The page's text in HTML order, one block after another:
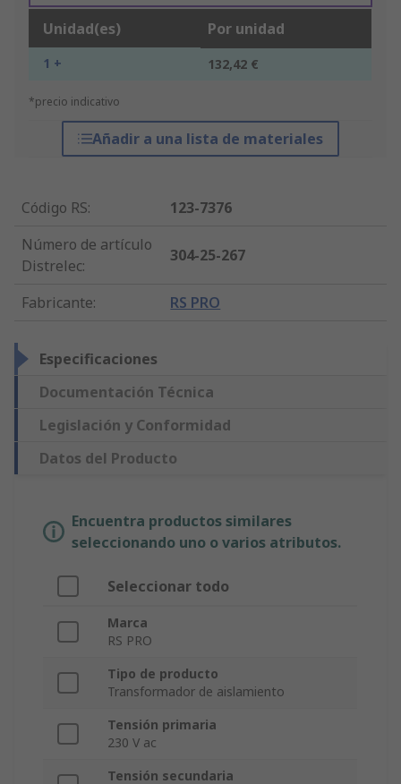
Unidad(es) Por unidad
1 + 132,42 €
*precio indicativo
Añadir a una lista de materiales
Código RS:
123-7376
Número de artículo
Distrelec:
304-25-267
Fabricante: RS PRO
Especificaciones
Documentación Técnica
Legislación y Conformidad
Datos del Producto
Encuentra productos similares
seleccionando uno o varios atributos.
Seleccionar todo
Marca
RS PRO
Tipo de producto
Transformador de aislamiento
Tensión primaria
230 V ac
Tensión secundaria